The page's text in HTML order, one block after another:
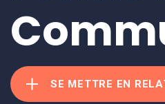
SE METTRE EN